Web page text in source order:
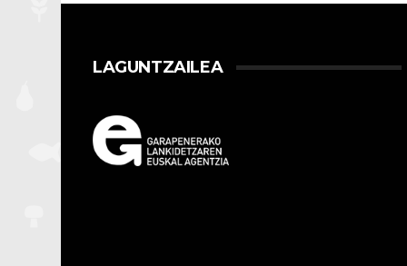
LAGUNTZAILEA